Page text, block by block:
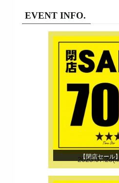
EVENT INFO.
【閉店セール